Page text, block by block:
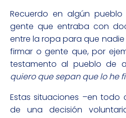
Recuerdo en algún
gente que entraba con
entre la ropa para que
firmar o gente que, por
testamento al pueblo de
quiero que sepan que lo he
Estas situaciones –en todo
de una decisión